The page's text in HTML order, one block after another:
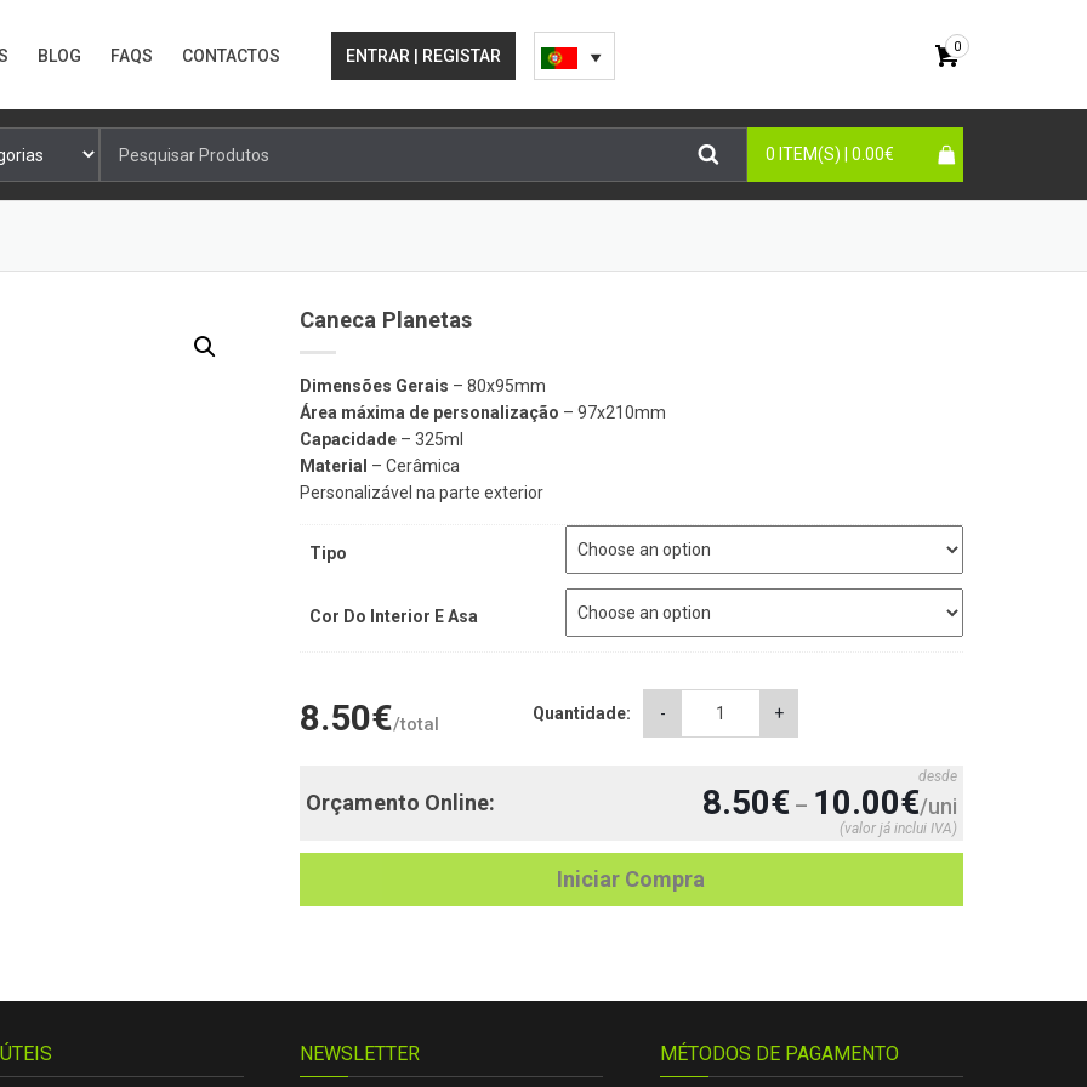
BLOG FAQS CONTACTOS ENTRAR | REGISTAR 0
por:
0 ITEM(S) |0.00€
Caneca Planetas
Dimensões Gerais – 80x95mm
Área máxima de personalização – 97x210mm
Capacidade– 325ml
Material – Cerâmica
Personalizável na parte exterior
Tipo
Cor Do Interior E Asa
8.50€/total Quantidade: -
Caneca
+
Orçamento Online:
desde
8.50€ – 10.00€/uni
(valor já inclui IVA)
Iniciar Compra
NEWSLETTER MÉTODOS DE PAGAMENTO